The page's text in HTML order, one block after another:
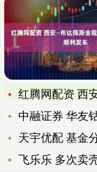
红腾网配资 西安—布达佩斯全程时刻
中融证券 华友钴
天宇优配 基金分
飞乐乐 多次卖壳